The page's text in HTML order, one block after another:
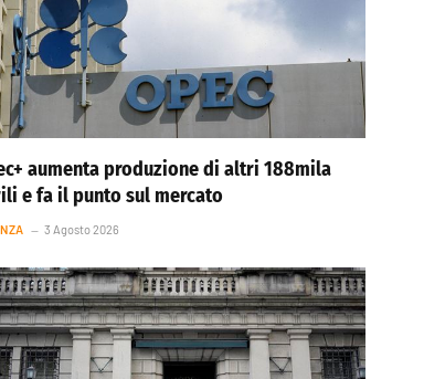
aumenta produzione di altri 188mila
e fa il punto sul mercato
3 Agosto 2026